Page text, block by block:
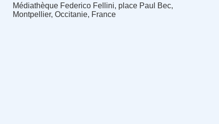
Médiathèque Federico Fellini, place Paul Bec,
Montpellier, Occitanie, France